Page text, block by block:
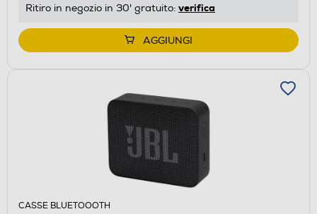
Ritiro in negozio in 30' gratuito: verifica
AGGIUNGI
CASSE BLUETOOOTH